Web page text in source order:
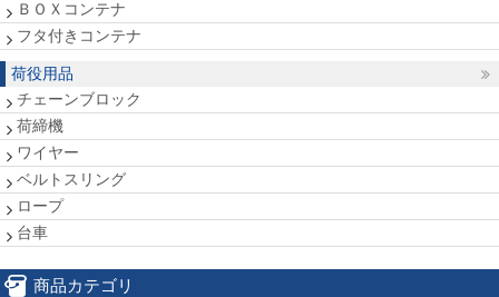
ＢＯＸコンテナ
フタ付きコンテナ
荷役用品
チェーンブロック
荷締機
ワイヤー
ベルトスリング
ロープ
台車
商品カテゴリ